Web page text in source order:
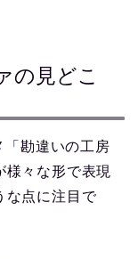
の見どこ
勘違いの工房
様々な形で表現
な点に注目で